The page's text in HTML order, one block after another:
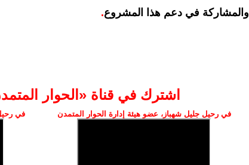
والمشاركة في دعم هذا المشروع.
اشترك في قناة ‫«الحوار
في رحيل جليل شهباز، عضو هيئة إدارة الحوار المتمدن في